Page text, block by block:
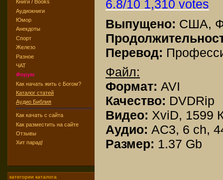
Книги / Books
Аудиокниги
Юмор
Анекдоты
Спорт
Железо
Разное
ЧАТ
Форум
Как начать жить с Богом?
Каталог статей
Аудио Библия
Как качать с сайта
Как разместить на сайте
Отзывы
Хит парад!
категории каталога
6.8/10 1,310 votes
Выпущено: США,
Перевод:
Файл:
Формат: AVI
Качество: DVDRip
Видео: XviD, 1599
Аудио: AC3, 6 ch,
Размер: 1.37 Gb